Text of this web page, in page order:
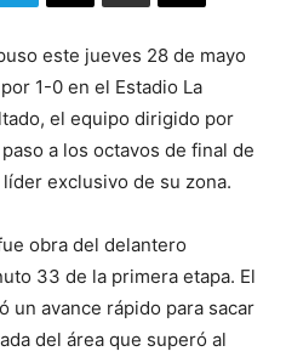
este jueves 28 de mayo
1-0 en el Estadio La
el equipo dirigido por
a los octavos de final de
exclusivo de su zona.
obra del delantero
33 de la primera etapa. El
un avance rápido para sacar
del área que superó al